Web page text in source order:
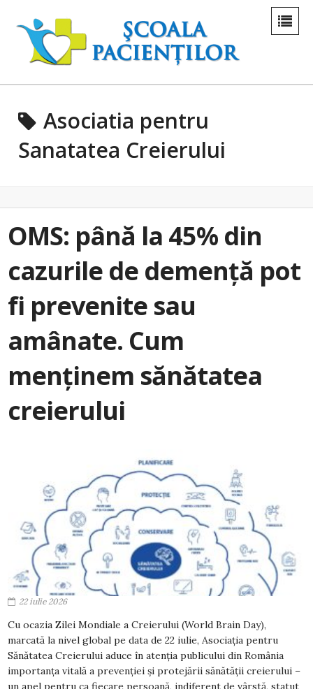
Asociatia pentru
Sanatatea Creierului
OMS: până la 45% din
cazurile de demență pot
fi prevenite sau
amânate. Cum
menținem sănătatea
creierului
22 iulie 2026
Cu ocazia Zilei Mondiale a Creierului (World Brain Day),
marcată la nivel global pe data de 22 iulie, Asociația pentru
Sănătatea Creierului aduce în atenția publicului din România
importanța vitală a prevenției și protejării sănătății creierului –
un apel pentru ca fiecare persoană, indiferent de vârstă, statut